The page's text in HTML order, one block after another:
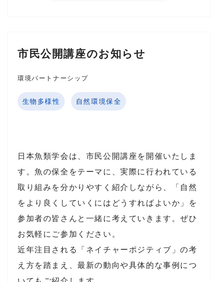
市民公開講座のお知らせ
環境パートナーシップ
生物多様性 自然環境保全
日本魚類学会は、市民公開講座を開催いたしま
す。魚の保全をテーマに、実際に行われている
取り組みを分かりやすく紹介しながら、「自然
をより良くしていくにはどうすればよいか」を
参加者の皆さんと一緒に考えていきます。ぜひ
お気軽にご参加ください。
近年注目される「ネイチャーポジティブ」の考
え方を踏まえ、最新の動向や具体的な事例につ